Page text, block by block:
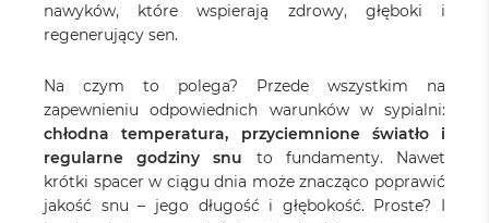
nawyków, które wspierają zdrowy, głęboki i
regenerujący sen.
Na czym to polega? Przede wszystkim na
zapewnieniu odpowiednich warunków w sypialni:
chłodna temperatura, przyciemnione światło i
regularne godziny snu to fundamenty. Nawet
krótki spacer w ciągu dnia może znacząco poprawić
jakość snu – jego długość i głębokość. Proste? I